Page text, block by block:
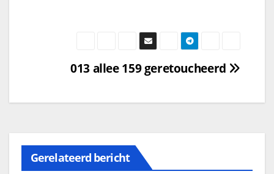
013 allee 159 geretoucheerd
Gerelateerd bericht